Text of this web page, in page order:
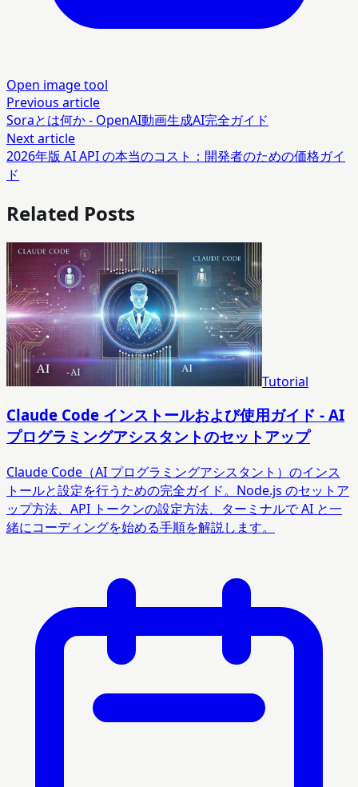
Open image tool
Previous article
Soraとは何か - OpenAI動画生成AI完全ガイド
Next article
2026年版 AI API の本当のコスト：開発者のための価格ガイ
ド
Related Posts
Tutorial
Claude Code インストールおよび使用ガイド - AI
プログラミングアシスタントのセットアップ
Claude Code（AI プログラミングアシスタント）のインス
トールと設定を行うための完全ガイド。Node.js のセットア
ップ方法、API トークンの設定方法、ターミナルで AI と一
緒にコーディングを始める手順を解説します。